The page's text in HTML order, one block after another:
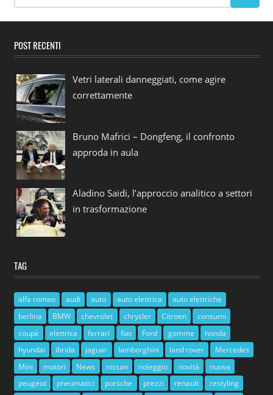
POST RECENTI
Vetri laterali danneggiati, come agire
correttamente
Bruno Mafrici – Dongfeng, il confronto
approda in aula
Aladino Saidi, l’approccio analitico a settori
in trasformazione
TAG
alfa romeo audi auto auto elettrica
auto elettriche
berlina
BMW chevrolet chrysler Citroen
consumi
coupè
elettrica ferrari fiat Ford gomme
honda
hyundai
ibrida jaguar lamborghini land rover
Mercedes
Mini
motori News nissan noleggio novità
nuova
peugeot
pneumatici porsche prezzi renault
restyling